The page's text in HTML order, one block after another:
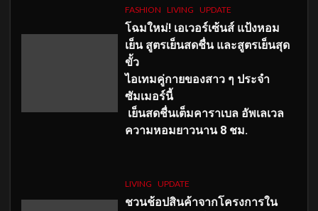
FASHION LIVING UPDATE
โฉมใหม่! เอเวอร์เซ้นส์ แป้งหอม
เย็น สูตรเย็นสดชื่น และสูตรเย็นสุด
ขั้ว
ไอเทมคู่กายของสาว ๆ ประจำ
ซัมเมอร์นี้
เย็นสดชื่นเต็มคาราเบล อัพเลเวล
ความหอมยาวนาน 8 ชม.
LIVING UPDATE
ชวนช้อปสินค้าจากโครงการใน